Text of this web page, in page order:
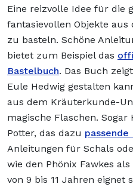
Eine reizvolle Idee für die
fantasievollen Objekte aus
zu basteln. Schöne
bietet zum Beispiel das
Bastelbuch. Das Buch
Eule Hedwig gestalten
aus dem Kräuterkunde-
magische Flaschen.
Potter, das dazu passende
Anleitungen für Schals
wie den Phönix Fawkes
von 9 bis 11 Jahren eignet